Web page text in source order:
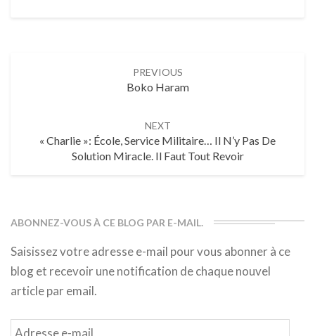
PREVIOUS
Boko Haram
NEXT
« Charlie »: École, Service Militaire… Il N’y Pas De
Solution Miracle. Il Faut Tout Revoir
ABONNEZ-VOUS À CE BLOG PAR E-MAIL.
Saisissez votre adresse e-mail pour vous abonner à ce
blog et recevoir une notification de chaque nouvel
article par email.
Adresse